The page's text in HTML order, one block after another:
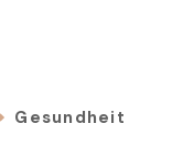
Gesundheit